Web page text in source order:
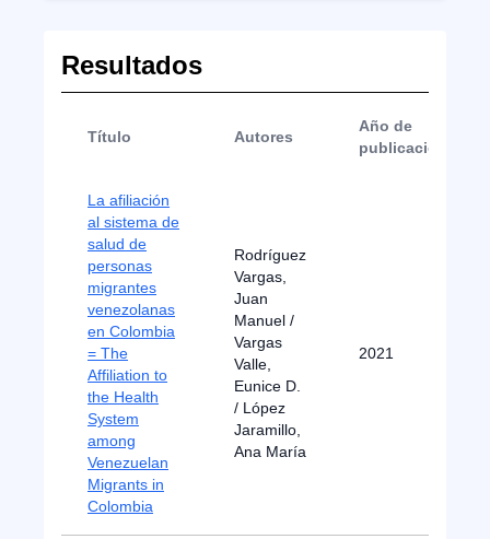
Resultados
Título Autores
Año de
publicación
La afiliación
al sistema de
salud de
personas
migrantes
venezolanas
en Colombia
= The
Affiliation to
the Health
System
among
Venezuelan
Migrants in
Colombia
Rodríguez
Vargas,
Juan
Manuel /
Vargas
Valle,
Eunice D.
/ López
Jaramillo,
Ana María
2021